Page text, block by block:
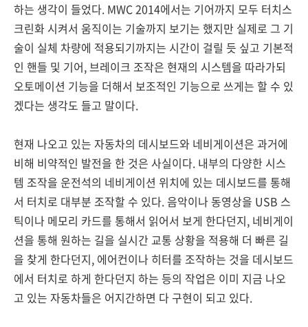
하는 생각이 들었다. MWC 2014에서는 기어까지 모두 터치스
크린화 시켜서 움직이는 기술까지 보기는 했지만 실제로 그 기
술이 실체 차량에 적용되기까지는 시간이 걸릴 듯 싶고 기본적
인 핸들 및 기어, 브레이크 조작은 현재의 시스템을 따라가되
오토메이션 기능을 더해서 보조적인 기능으로 쓰게는 할 수 있
겠다는 생각도 들고 말이다.
현재 나오고 있는 자동차의 데시보드와 네비게이션은 과거에
비해 비약적인 발전을 한 것은 사실이다. 내부의 다양한 시스
템 조작을 운전석의 네비게이션 위치에 있는 데시보드를 통해
서 터치로 대부분 조작할 수 있다. 음악이나 동영상을 USB 스
틱이나 메모리 카드를 통해서 읽어서 보게 한다던지, 네비게이
션을 통해 원하는 길을 실시간 교통 상황을 적용해 더 빠른 길
을 찾게 한다던지, 에어컨이나 히터를 조작하는 것을 데시보드
에서 터치로 하게 한다던지 하는 등의 작업은 이미 지금 나오
고 있는 자동차들은 어지간하면 다 구현이 되고 있다.